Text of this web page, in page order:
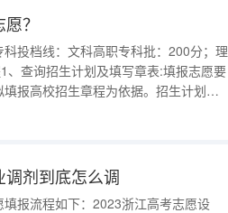
？
投档线：文科高职专科批：200分；理
、查询招生计划及填写章表:填报志愿要
报高校招生章程为依据。招生计划也
”进行查询。考生查询到所需计划之
剂到底怎么调
报流程如下：2023浙江高考志愿设